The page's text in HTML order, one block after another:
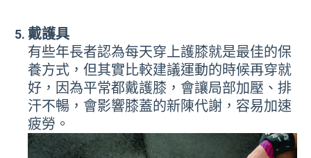
戴護具
有些年長者認為每天穿上護膝就是最佳的保
養方式，但其實比較建議運動的時候再穿就
好，因為平常都戴護膝，會讓局部加壓、排
汗不暢，會影響膝蓋的新陳代謝，容易加速
疲勞。